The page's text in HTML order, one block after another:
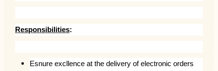
Responsibilities:
Esnure excllence at the delivery of electronic orders